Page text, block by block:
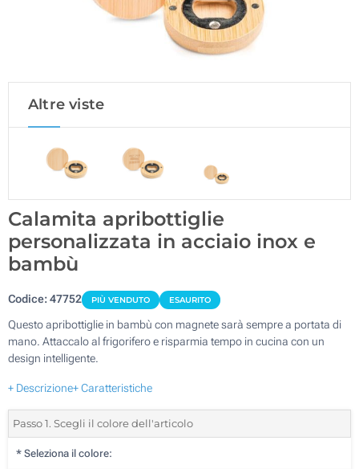
Altre viste
Calamita apribottiglie
personalizzata in acciaio inox e
bambù
Codice:47752 PIÙ VENDUTO ESAURITO
Questo apribottiglie in bambù con magnete sarà sempre a portata di
mano. Attaccalo al frigorifero e risparmia tempo in cucina con un
design intelligente.
+ Descrizione+ Caratteristiche
Passo 1. Scegli il colore dell'articolo
* Seleziona il colore: